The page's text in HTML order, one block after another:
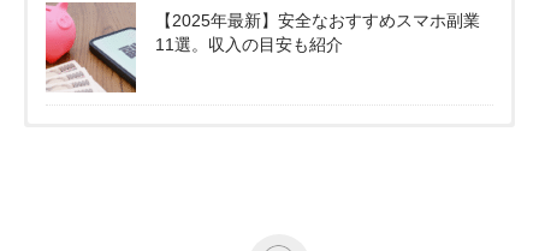
【2025年最新】安全なおすすめスマホ副業
11選。収入の目安も紹介